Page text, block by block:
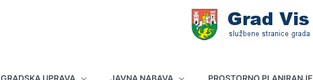
GRADSKA UPRAVA JAVNA NABAVA PROSTORNO PLANIRANJE